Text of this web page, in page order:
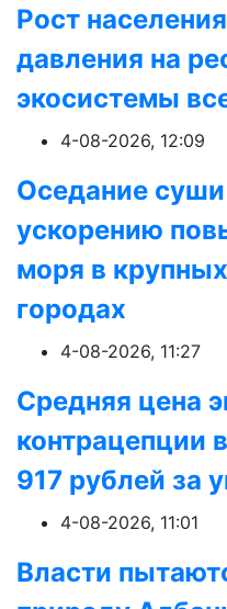
Рост
давления на
экосистемы
4-08-2026, 12:09
Оседание суши
ускорению
моря в
городах
4-08-2026, 11:27
Средняя цена
контрацепции
917 рублей за
4-08-2026, 11:01
Власти